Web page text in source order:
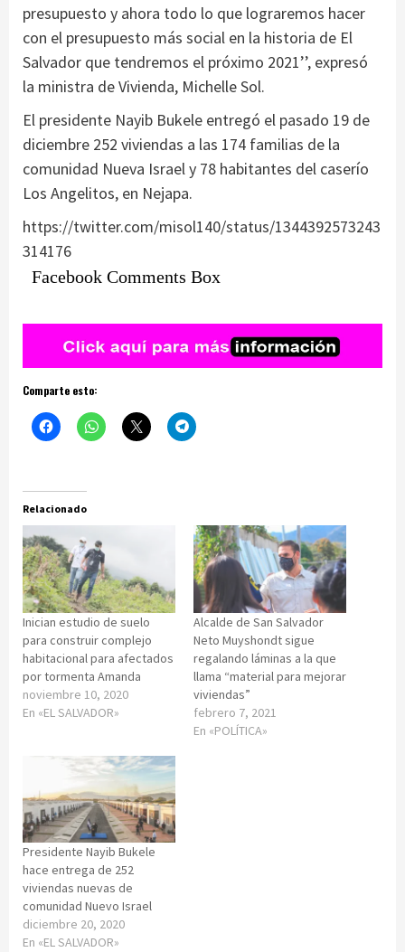
presupuesto y ahora todo lo que lograremos hacer
con el presupuesto más social en la historia de El
Salvador que tendremos el próximo 2021’’, expresó
la ministra de Vivienda, Michelle Sol.
El presidente Nayib Bukele entregó el pasado 19 de
diciembre 252 viviendas a las 174 familias de la
comunidad Nueva Israel y 78 habitantes del caserío
Los Angelitos, en Nejapa.
https://twitter.com/misol140/status/1344392573243
314176
Facebook Comments Box
Comparte esto:
Relacionado
Inician estudio de suelo
para construir complejo
habitacional para afectados
por tormenta Amanda
noviembre 10, 2020
En «EL SALVADOR»
Alcalde de San Salvador
Neto Muyshondt sigue
regalando láminas a la que
llama “material para mejorar
viviendas”
febrero 7, 2021
En «POLÍTICA»
Presidente Nayib Bukele
hace entrega de 252
viviendas nuevas de
comunidad Nuevo Israel
diciembre 20, 2020
En «EL SALVADOR»